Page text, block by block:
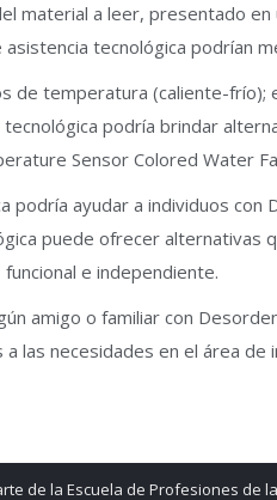
material a leer, presentado
tecnológica podrían
de temperatura (caliente-
podría brindar
Sensor Colored Water
ayudar a individuos
puede ofrecer
e independiente.
amigo o familiar con
las necesidades en el área de
de la Escuela de Profesiones de